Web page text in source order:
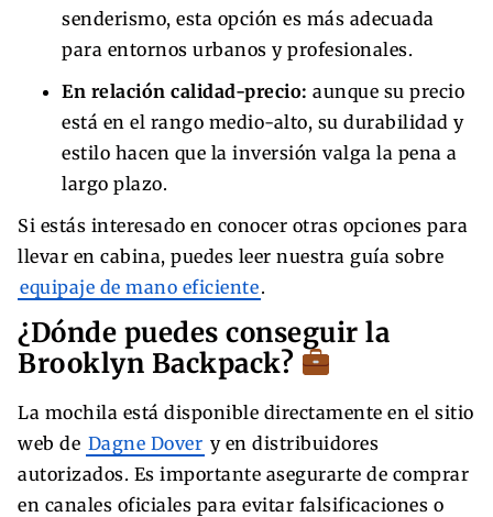
senderismo, esta opción es más adecuada
para entornos urbanos y profesionales.
En relación calidad-precio: aunque su precio
está en el rango medio-alto, su durabilidad y
estilo hacen que la inversión valga la pena a
largo plazo.
Si estás interesado en conocer otras opciones para
llevar en cabina, puedes leer nuestra guía sobre
equipaje de mano eficiente.
¿Dónde puedes conseguir la
Brooklyn Backpack?
La mochila está disponible directamente en el sitio
web de Dagne Dover y en distribuidores
autorizados. Es importante asegurarte de comprar
en canales oficiales para evitar falsificaciones o